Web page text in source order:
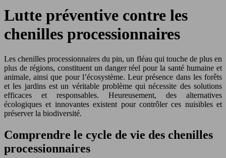
Lutte préventive contre les
chenilles processionnaires
Les chenilles processionnaires du pin, un fléau qui touche de plus en
plus de régions, constituent un danger réel pour la santé humaine et
animale, ainsi que pour l’écosystème. Leur présence dans les forêts
et les jardins est un véritable problème qui nécessite des solutions
efficaces et responsables. Heureusement, des alternatives
écologiques et innovantes existent pour contrôler ces nuisibles et
préserver la biodiversité.
Comprendre le cycle de vie des chenilles
processionnaires